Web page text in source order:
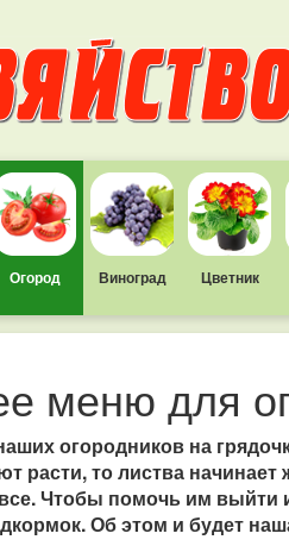
Огород Виноград Цветник
меню для
огородников на
расти, то листва
Чтобы помочь им выйти
Об этом и будет